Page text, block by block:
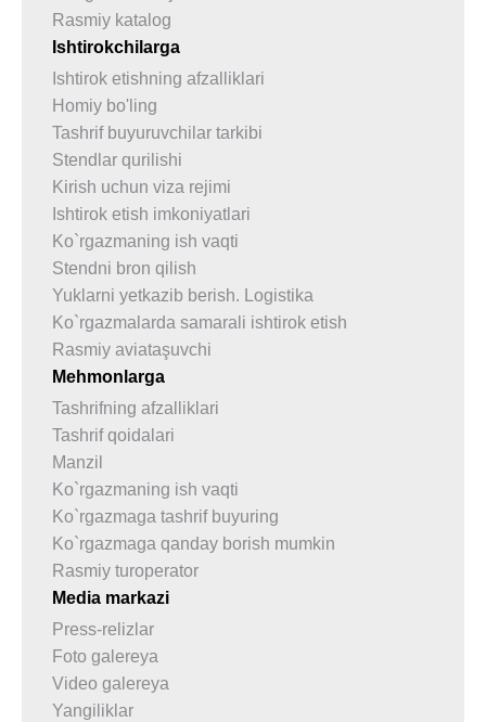
Rasmiy katalog
Ishtirokchilarga
Ishtirok etishning afzalliklari
Homiy bo'ling
Tashrif buyuruvchilar tarkibi
Stendlar qurilishi
Kirish uchun viza rejimi
Ishtirok etish imkoniyatlari
Ko`rgazmaning ish vaqti
Stendni bron qilish
Yuklarni yetkazib berish. Logistika
Ko`rgazmalarda samarali ishtirok etish
Rasmiy aviataşuvchi
Mehmonlarga
Tashrifning afzalliklari
Tashrif qoidalari
Manzil
Ko`rgazmaning ish vaqti
Ko`rgazmaga tashrif buyuring
Ko`rgazmaga qanday borish mumkin
Rasmiy turoperator
Media markazi
Press-relizlar
Foto galereya
Video galereya
Yangiliklar